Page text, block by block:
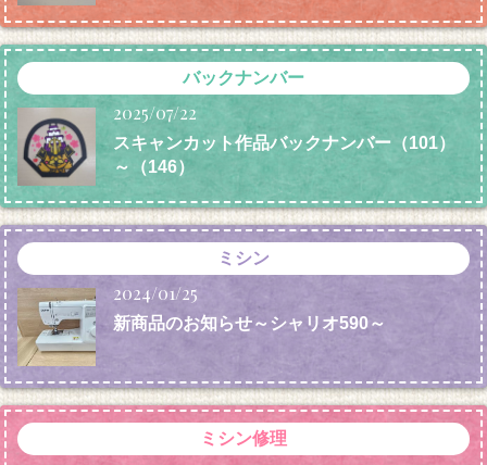
バックナンバー
2025/07/22
スキャンカット作品バックナンバー（101）
～（146）
ミシン
2024/01/25
新商品のお知らせ～シャリオ590～
ミシン修理